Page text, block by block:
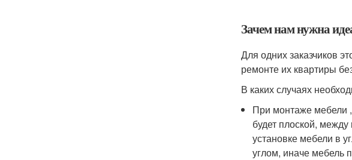
Зачем нам нужна
Для одних заказчиков
ремонте их квартиры
В каких случаях
При монтаже мебели
будет плоской,
установке мебели в
углом, иначе мебель